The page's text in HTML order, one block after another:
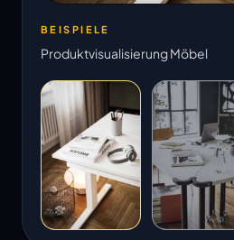
BEISPIELE
Produktvisualisierung Möbel